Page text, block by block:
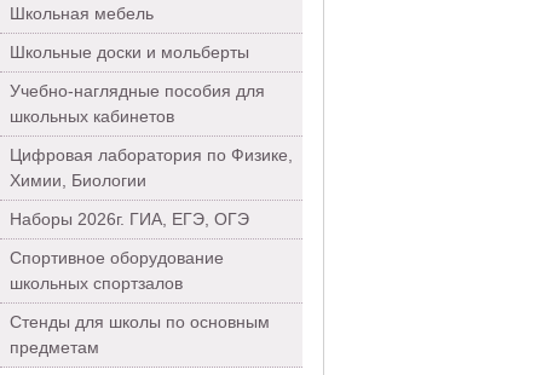
Школьная мебель
Школьные доски и мольберты
Учебно-наглядные пособия для
школьных кабинетов
Цифровая лаборатория по Физике,
Химии, Биологии
Наборы 2026г. ГИА, ЕГЭ, ОГЭ
Спортивное оборудование
школьных спортзалов
Стенды для школы по основным
предметам